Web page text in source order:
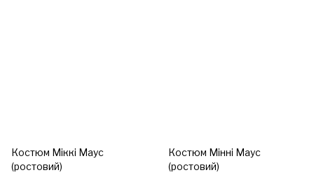
Костюм Міккі Маус
(ростовий)
Костюм Мінні Маус
(ростовий)